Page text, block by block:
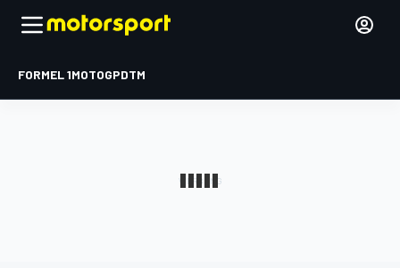
FORMEL 1MOTOGPDTM